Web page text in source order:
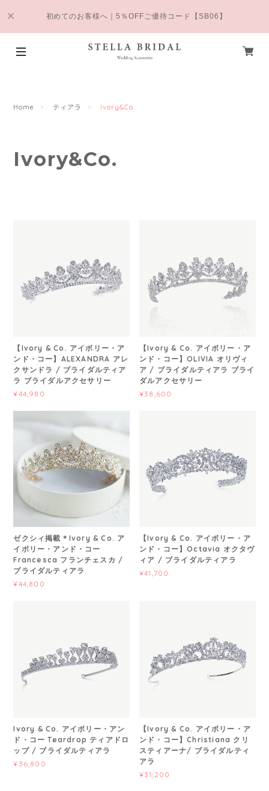
初めてのお客様へ｜5％OFFご優待コード【SB06】
Home ティアラ Ivory&Co.
Ivory&Co.
【Ivory & Co. アイボリー・ア
ンド・コー】ALEXANDRA アレ
クサンドラ / ブライダルティア
ラ ブライダルアクセサリー
¥44,980
【Ivory & Co. アイボリー・ア
ンド・コー】OLIVIA オリヴィ
ア / ブライダルティアラ ブライ
ダルアクセサリー
¥38,600
ゼクシィ掲載＊Ivory & Co. ア
イボリー・アンド・コー
Francesca フランチェスカ /
ブライダルティアラ
¥44,800
【Ivory & Co. アイボリー・ア
ンド・コー】Octavia オクタヴ
ィア / ブライダルティアラ
¥41,700
Ivory & Co. アイボリー・アン
ド・コー Teardrop ティアドロ
ップ / ブライダルティアラ
¥36,800
【Ivory & Co. アイボリー・ア
ンド・コー】Christiana クリ
スティアーナ/ ブライダルティ
アラ
¥31,200